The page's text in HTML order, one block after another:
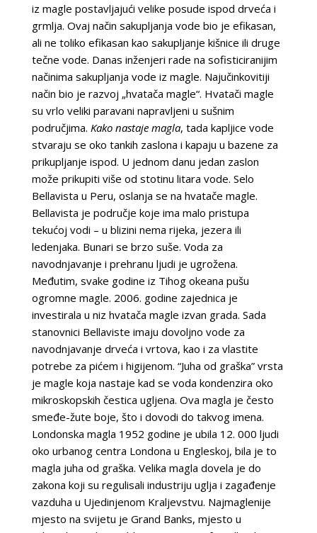
iz magle postavljajući velike posude ispod drveća i
grmlja. Ovaj način sakupljanja vode bio je efikasan,
ali ne toliko efikasan kao sakupljanje kišnice ili druge
tečne vode. Danas inženjeri rade na sofisticiranijim
načinima sakupljanja vode iz magle. Najučinkovitiji
način bio je razvoj „hvatača magle“. Hvatači magle
su vrlo veliki paravani napravljeni u sušnim
područjima. Kako nastaje magla, tada kapljice vode
stvaraju se oko tankih zaslona i kapaju u bazene za
prikupljanje ispod. U jednom danu jedan zaslon
može prikupiti više od stotinu litara vode. Selo
Bellavista u Peru, oslanja se na hvatače magle.
Bellavista je područje koje ima malo pristupa
tekućoj vodi – u blizini nema rijeka, jezera ili
ledenjaka. Bunari se brzo suše. Voda za
navodnjavanje i prehranu ljudi je ugrožena.
Međutim, svake godine iz Tihog okeana pušu
ogromne magle. 2006. godine zajednica je
investirala u niz hvatača magle izvan grada. Sada
stanovnici Bellaviste imaju dovoljno vode za
navodnjavanje drveća i vrtova, kao i za vlastite
potrebe za pićem i higijenom. “Juha od graška” vrsta
je magle koja nastaje kad se voda kondenzira oko
mikroskopskih čestica ugljena. Ova magla je često
smeđe-žute boje, što i dovodi do takvog imena.
Londonska magla 1952 godine je ubila 12. 000 ljudi
oko urbanog centra Londona u Engleskoj, bila je to
magla juha od graška. Velika magla dovela je do
zakona koji su regulisali industriju uglja i zagađenje
vazduha u Ujedinjenom Kraljevstvu. Najmaglenije
mjesto na svijetu je Grand Banks, mjesto u